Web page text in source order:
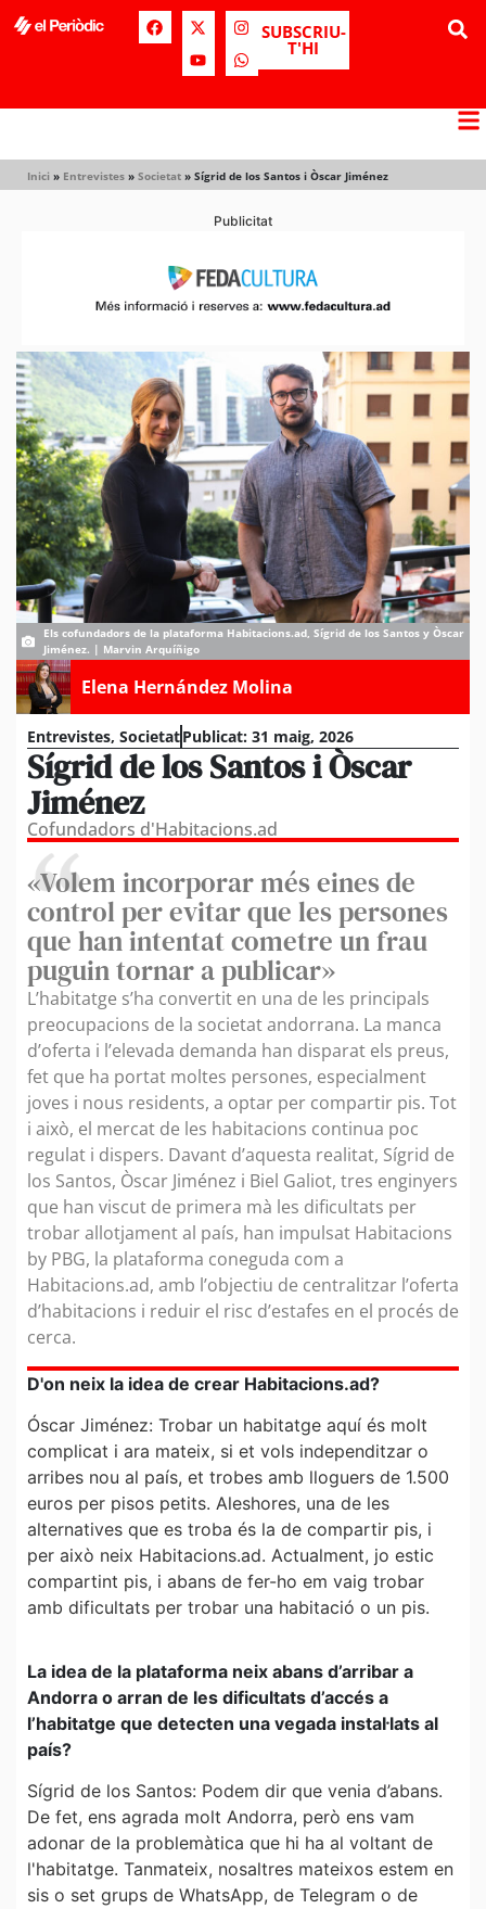
SUBSCRIU-
T'HI
Inici » Entrevistes » Societat » Sígrid de los Santos i Òscar Jiménez
Publicitat
Els cofundadors de la plataforma Habitacions.ad, Sígrid de los Santos y Òscar
Jiménez. | Marvin Arquíñigo
Elena Hernández Molina
Entrevistes, SocietatPublicat: 31 maig, 2026
Sígrid de los Santos i Òscar
Jiménez
Cofundadors d'Habitacions.ad
«Volem incorporar més eines de
control per evitar que les persones
que han intentat cometre un frau
puguin tornar a publicar»
L’habitatge s’ha convertit en una de les principals
preocupacions de la societat andorrana. La manca
d’oferta i l’elevada demanda han disparat els preus,
fet que ha portat moltes persones, especialment
joves i nous residents, a optar per compartir pis. Tot
i això, el mercat de les habitacions continua poc
regulat i dispers. Davant d’aquesta realitat, Sígrid de
los Santos, Òscar Jiménez i Biel Galiot, tres enginyers
que han viscut de primera mà les dificultats per
trobar allotjament al país, han impulsat Habitacions
by PBG, la plataforma coneguda com a
Habitacions.ad, amb l’objectiu de centralitzar l’oferta
d’habitacions i reduir el risc d’estafes en el procés de
cerca.
D'on neix la idea de crear Habitacions.ad?
Óscar Jiménez: Trobar un habitatge aquí és molt
complicat i ara mateix, si et vols independitzar o
arribes nou al país, et trobes amb lloguers de 1.500
euros per pisos petits. Aleshores, una de les
alternatives que es troba és la de compartir pis, i
per això neix Habitacions.ad. Actualment, jo estic
compartint pis, i abans de fer-ho em vaig trobar
amb dificultats per trobar una habitació o un pis.
La idea de la plataforma neix abans d’arribar a
Andorra o arran de les dificultats d’accés a
l’habitatge que detecten una vegada instal·lats al
país?
Sígrid de los Santos: Podem dir que venia d’abans.
De fet, ens agrada molt Andorra, però ens vam
adonar de la problemàtica que hi ha al voltant de
l'habitatge. Tanmateix, nosaltres mateixos estem en
sis o set grups de WhatsApp, de Telegram o de